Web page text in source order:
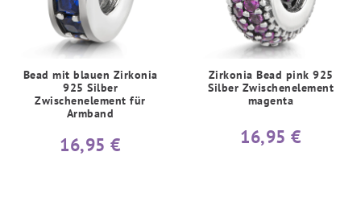
Bead mit blauen Zirkonia
925 Silber
Zwischenelement für
Armband
16,95 €
Zirkonia Bead pink 925
Silber Zwischenelement
magenta
16,95 €